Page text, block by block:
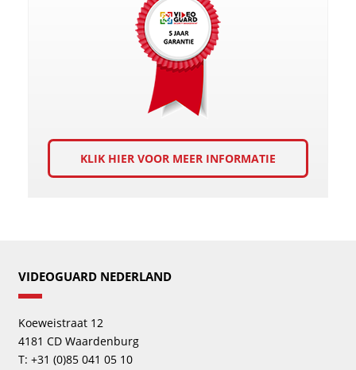
KLIK HIER VOOR MEER INFORMATIE
VIDEOGUARD NEDERLAND
Koeweistraat 12
4181 CD Waardenburg
T: +31 (0)85 041 05 10